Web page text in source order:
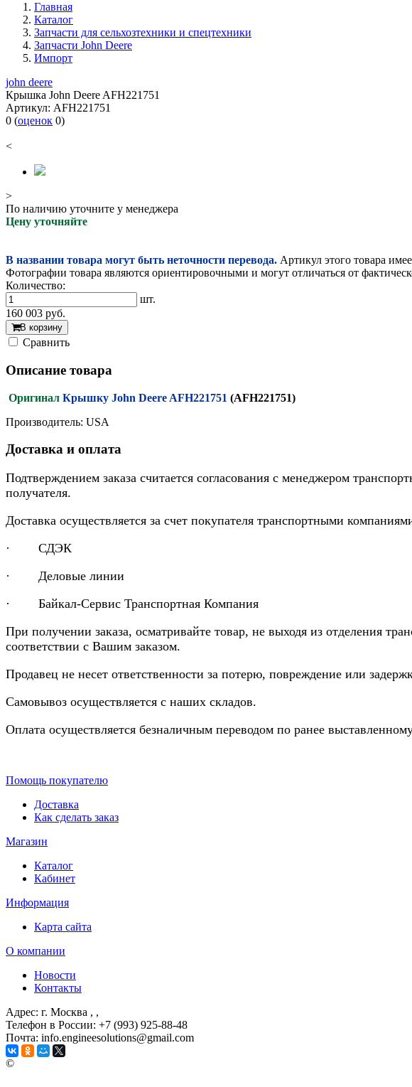
Главная
Каталог
Запчасти для сельхозтехники и спецтехники
Запчасти John Deere
Импорт
john deere
Крышка John Deere AFH221751
Артикул: AFH221751
0 (оценок 0)
<
>
По наличию уточните у менеджера
Цену уточняйте
В названии товара могут быть неточности перевода. Артикул этого товара
Фотографии товара являются ориентировочными и могут отличаться от
Количество:
шт.
160 003 руб.
В корзину
Cравнить
Описание товара
Оригинал Крышку John Deere AFH221751 (AFH221751)
Производитель: USA
Доставка и оплата
Подтверждением заказа считается согласования с менеджером
получателя.
Доставка осуществляется за счет покупателя транспортными
· СДЭК
· Деловые линии
· Байкал-Сервис Транспортная Компания
При получении заказа, осматривайте товар, не выходя из отделения
соответствии с Вашим заказом.
Продавец не несет ответственности за потерю, повреждение или
Самовывоз осуществляется с наших складов.
Оплата осуществляется безналичным переводом по ранее
Помощь покупателю
Доставка
Как сделать заказ
Магазин
Каталог
Кабинет
Информация
Карта сайта
О компании
Новости
Контакты
Адрес: г. Москва , ,
Телефон в России: +7 (993) 925-88-48
Почта: info.engineesolutions@gmail.com
©